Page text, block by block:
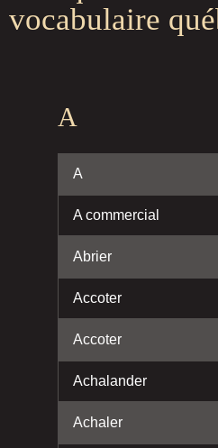
vocabulaire
A
A
A commercial
Abrier
Accoter
Accoter
Achalander
Achaler